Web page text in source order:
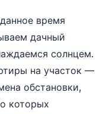
время
дачный
солнцем.
на участок —
обстановки,
которых